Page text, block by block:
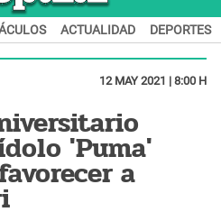
ACTUALIDAD DEPORTES
12 MAY 2021 | 8:00 H
'Puma'
a